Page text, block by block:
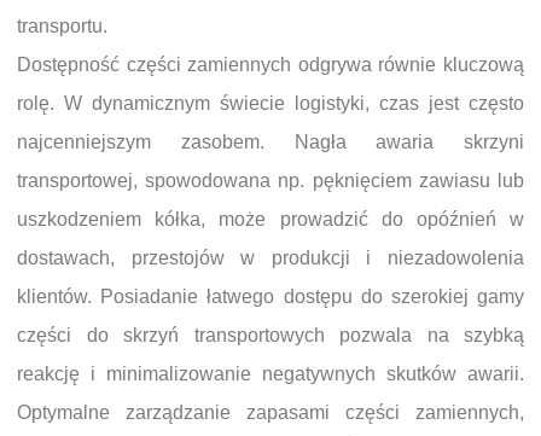
transportu.
Dostępność części zamiennych odgrywa równie kluczową
rolę. W dynamicznym świecie logistyki, czas jest często
najcenniejszym zasobem. Nagła awaria skrzyni
transportowej, spowodowana np. pęknięciem zawiasu lub
uszkodzeniem kółka, może prowadzić do opóźnień w
dostawach, przestojów w produkcji i niezadowolenia
klientów. Posiadanie łatwego dostępu do szerokiej gamy
części do skrzyń transportowych pozwala na szybką
reakcję i minimalizowanie negatywnych skutków awarii.
Optymalne zarządzanie zapasami części zamiennych,